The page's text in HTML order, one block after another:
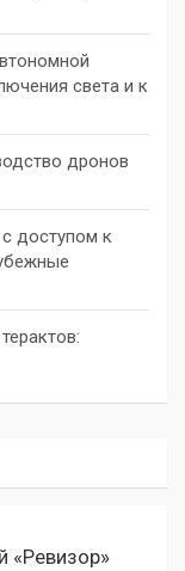
света и к
дронов
доступом к
«Ревизор»